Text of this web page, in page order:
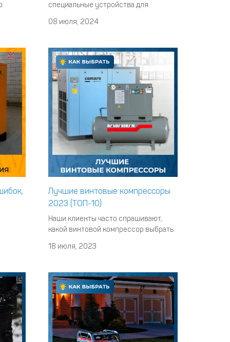
специальные устройства для
представлены разные типы этих
встречаются поршневые и винтовые
модели. В данной статье мы
рассмотрим их различия по принципу
работы, ключевым особенностям и
сфере примен
08 июля, 2024
Лучшие винтовые компрессоры
2023 (ТОП-10)
Наши клиенты часто спрашивают,
какой винтовой компрессор выбрать
хотя все индивидуально, есть модели
рекомендуем чаще других. Именно о
них мы сегодня расскажем. Обратите
внимание, что это не топ винтовых
компрессоров, а просто список.
18 июля, 2023